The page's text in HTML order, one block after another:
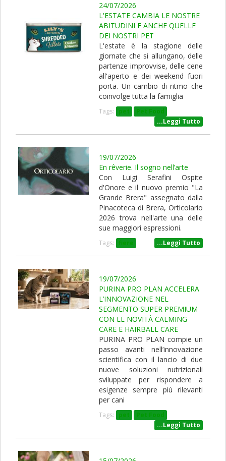
24/07/2026
L'ESTATE CAMBIA LE NOSTRE
ABITUDINI E ANCHE QUELLE
DEI NOSTRI PET
L'estate è la stagione delle
giornate che si allungano, delle
partenze improvvise, delle cene
all'aperto e dei weekend fuori
porta. Un cambio di ritmo che
coinvolge tutta la famiglia
Tags: pet
Pet Food
...Leggi Tutto
19/07/2026
En rêverie. Il sogno nell’arte
Con Luigi Serafini Ospite
d'Onore e il nuovo premio "La
Grande Brera" assegnato dalla
Pinacoteca di Brera, Orticolario
2026 trova nell'arte una delle
sue maggiori espressioni.
Tags: fiere ...Leggi Tutto
19/07/2026
PURINA PRO PLAN ACCELERA
L’INNOVAZIONE NEL
SEGMENTO SUPER PREMIUM
CON LE NOVITÀ CALMING
CARE E HAIRBALL CARE
PURINA PRO PLAN compie un
passo avanti nell’innovazione
scientifica con il lancio di due
nuove soluzioni nutrizionali
sviluppate per rispondere a
esigenze sempre più rilevanti
per cani
Tags: pet
Pet Food
...Leggi Tutto